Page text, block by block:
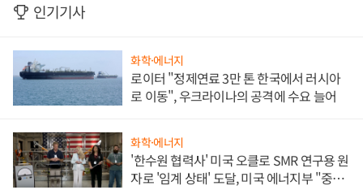
인기기사
화학·에너지
로이터 "정제연료 3만 톤 한국에서 러시아
로 이동", 우크라이나의 공격에 수요 늘어
화학·에너지
'한수원 협력사' 미국 오클로 SMR 연구용 원
자로 '임계 상태' 도달, 미국 에너지부 "중요